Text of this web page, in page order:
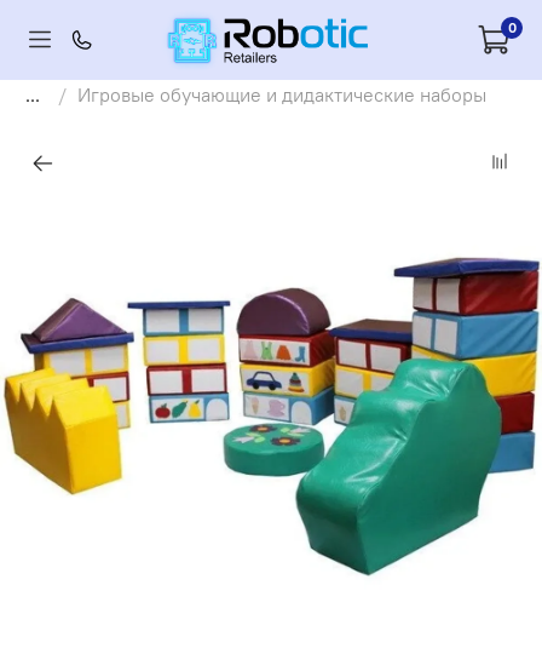
0
... Игровые обучающие и дидактические наборы